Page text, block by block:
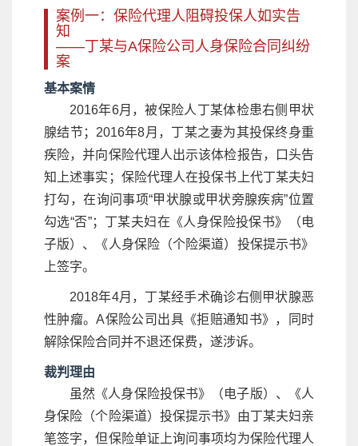
案例一：保险代理人阻碍投保人如实告
知
——丁某与A保险公司人身保险合同纠纷
案
基本案情
2016年6月，被保险人丁某体检患右侧甲状
腺结节；2016年8月，丁某之妻为其投保终身重
疾险，并向保险代理人出示该体检报告，口头告
知上述事实；保险代理人在投保书上代丁某夫妇
打勾，在询问事项“甲状腺或甲状旁腺疾病”位置
勾选“否”；丁某夫妇在《人身保险投保书》（电
子版）、《人身保险（个险渠道）投保提示书》
上签字。
2018年4月，丁某经手术确诊右侧甲状腺恶
性肿瘤。A保险公司出具《拒赔通知书》，同时
解除保险合同并不退还保费，遂涉诉。
裁判理由
虽然《人身保险投保书》（电子版）、《人
身保险（个险渠道）投保提示书》由丁某夫妇亲
笔签字，但保险单证上询问事项均为保险代理人